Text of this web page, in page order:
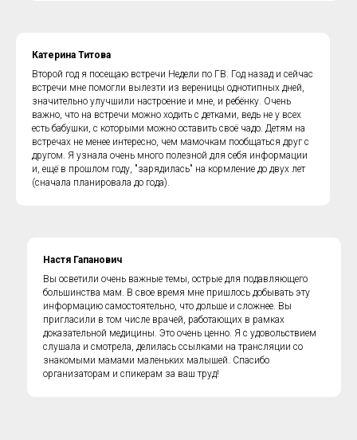
Катерина Титова
Второй год я посещаю встречи Недели по ГВ. Год назад и сейчас
встречи мне помогли вылезти из вереницы однотипных дней,
значительно улучшили настроение и мне, и ребёнку. Очень
важно, что на встречи можно ходить с детками, ведь не у всех
есть бабушки, с которыми можно оставить своё чадо. Детям на
встречах не менее интересно, чем мамочкам пообщаться друг с
другом. Я узнала очень много полезной для себя информации
и, ещё в прошлом году, "зарядилась" на кормление до двух лет
(сначала планировала до года).
Настя Гапанович
Вы осветили очень важные темы, острые для подавляющего
большинства мам. В свое время мне пришлось добывать эту
информацию самостоятельно, что дольше и сложнее. Вы
пригласили в том числе врачей, работающих в рамках
доказательной медицины. Это очень ценно. Я с удовольствием
слушала и смотрела, делилась ссылками на трансляции со
знакомыми мамами маленьких малышей. Спасибо
организаторам и спикерам за ваш труд!